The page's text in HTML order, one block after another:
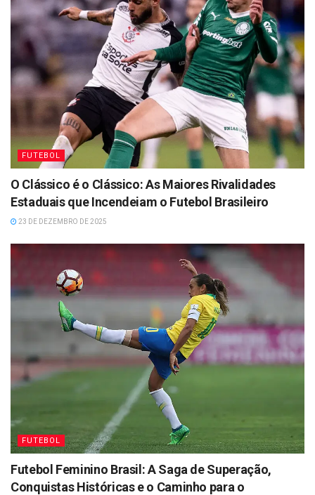
FUTEBOL
O Clássico é o Clássico: As Maiores Rivalidades
Estaduais que Incendeiam o Futebol Brasileiro
23 DE DEZEMBRO DE 2025
FUTEBOL
Futebol Feminino Brasil: A Saga de Superação,
Conquistas Históricas e o Caminho para o